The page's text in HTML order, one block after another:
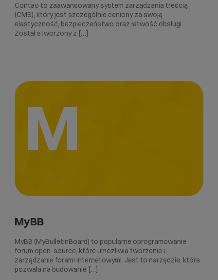
Contao to zaawansowany system zarządzania treścią
(CMS), który jest szczególnie ceniony za swoją
elastyczność, bezpieczeństwo oraz łatwość obsługi.
Został stworzony z […]
M
MyBB
MyBB (MyBulletinBoard) to popularne oprogramowanie
forum open-source, które umożliwia tworzenie i
zarządzanie forami internetowymi. Jest to narzędzie, które
pozwala na budowanie […]